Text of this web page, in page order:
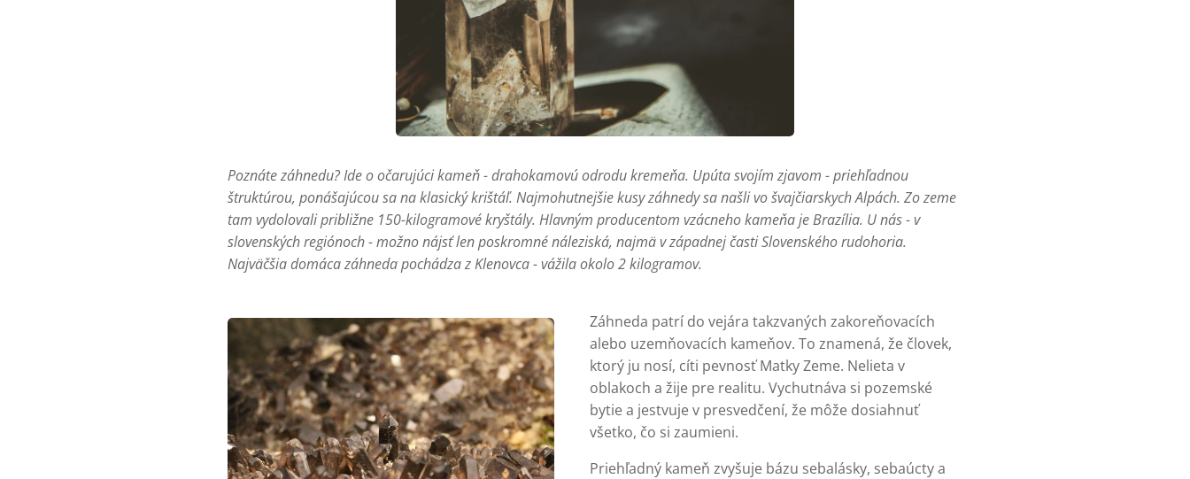
Poznáte záhnedu? Ide o očarujúci kameň - drahokamovú odrodu kremeňa. Upúta svojím zjavom - priehľadnou
štruktúrou, ponášajúcou sa na klasický krištáľ. Najmohutnejšie kusy záhnedy sa našli vo švajčiarskych Alpách. Zo zeme
tam vydolovali približne 150-kilogramové kryštály. Hlavným producentom vzácneho kameňa je Brazília. U nás - v
slovenských regiónoch - možno nájsť len poskromné náleziská, najmä v západnej časti Slovenského rudohoria.
Najväčšia domáca záhneda pochádza z Klenovca - vážila okolo 2 kilogramov.
Záhneda patrí do vejára takzvaných zakoreňovacích
alebo uzemňovacích kameňov. To znamená, že človek,
ktorý ju nosí, cíti pevnosť Matky Zeme. Nelieta v
oblakoch a žije pre realitu. Vychutnáva si pozemské
bytie a jestvuje v presvedčení, že môže dosiahnuť
všetko, čo si zaumieni.
Priehľadný kameň zvyšuje bázu sebalásky, sebaúcty a